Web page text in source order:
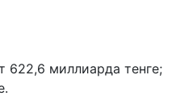
622,6 миллиарда тенге;